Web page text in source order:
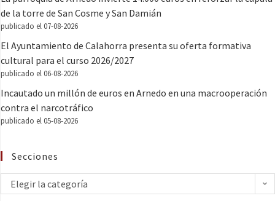
de la torre de San Cosme y San Damián
publicado el 07-08-2026
El Ayuntamiento de Calahorra presenta su oferta formativa
cultural para el curso 2026/2027
publicado el 06-08-2026
Incautado un millón de euros en Arnedo en una macrooperación
contra el narcotráfico
publicado el 05-08-2026
Secciones
Elegir la categoría